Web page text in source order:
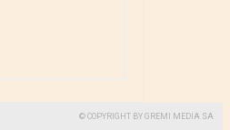
© COPYRIGHT BY GREMI MEDIA SA